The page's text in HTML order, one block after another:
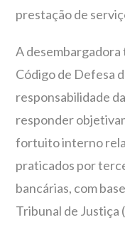
prestação de
A
Código de Defesa
responsabilidade
responder
fortuito interno
praticados por
bancárias, com
Tribunal de Justiça